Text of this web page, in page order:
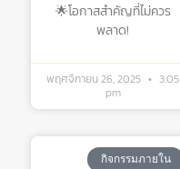
🌟โอกาสสำคัญที่ไม่ควร
พลาด!
พฤศจิกายน 26, 2025
3:05
pm
กิจกรรมภายใน